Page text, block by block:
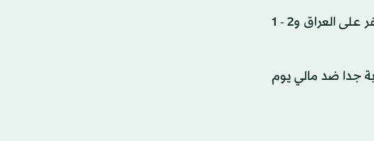
وبدا أن منتخب تونس جاهز لتحقيق بداية قوية في البطولة بعد أن حقق ثلاثة انتصارات ودية بنتيجة 2 - صفر على العراق و2 - 1
جدا ضد مالي يوم